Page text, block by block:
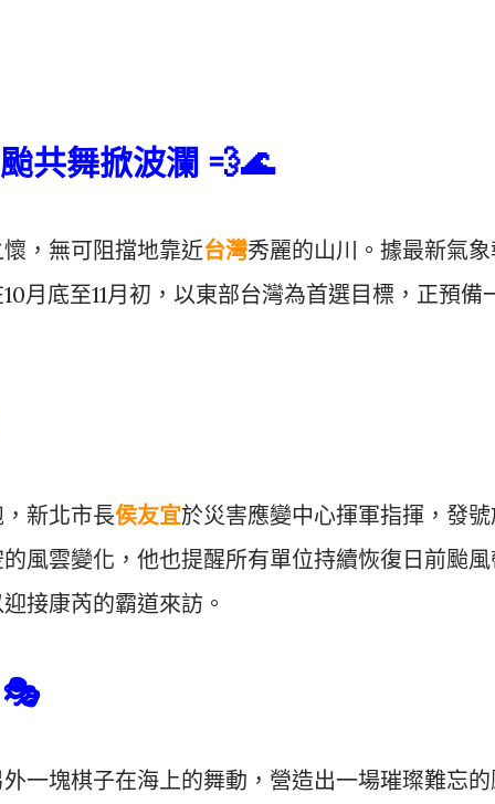
共舞掀波瀾 💨🌊
，無可阻擋地靠近台灣秀麗的山川。據最新氣
月底至11月初，以東部台灣為首選目標，正預備
新北市長侯友宜於災害應變中心揮軍指揮，發
風雲變化，他也提醒所有單位持續恢復日前颱
接康芮的霸道來訪。
一塊棋子在海上的舞動，營造出一場璀璨難忘